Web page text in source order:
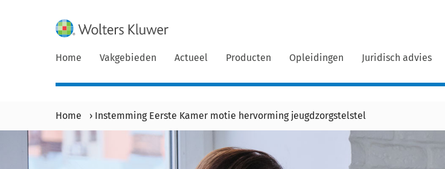
Home Vakgebieden Actueel Producten Opleidingen Juridisch advies
Home › Instemming Eerste Kamer motie hervorming jeugdzorgstelstel